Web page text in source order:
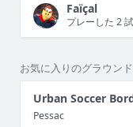
Faïçal
プレーした 2
お気に入りのグラウンド
Urban Soccer
Pessac